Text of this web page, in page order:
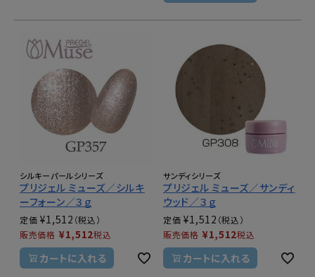
シルキーパールシリーズ
プリジェル ミューズ／シルキ
ーフォーン／３ｇ
定価 ¥1,512
販売価格 ¥1,512税込
カートに入れる
サンディシリーズ
プリジェル ミューズ／サンディ
ウッド／３ｇ
定価 ¥1,512
販売価格 ¥1,512税込
カートに入れる